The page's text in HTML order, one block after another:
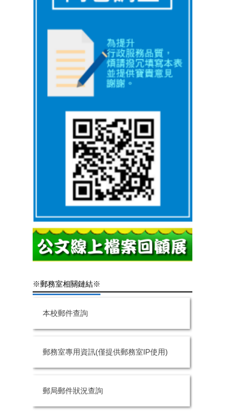
※郵務室相關鏈結※
本校郵件查詢
郵務室專用資訊(僅提供郵務室IP使用)
郵局郵件狀況查詢